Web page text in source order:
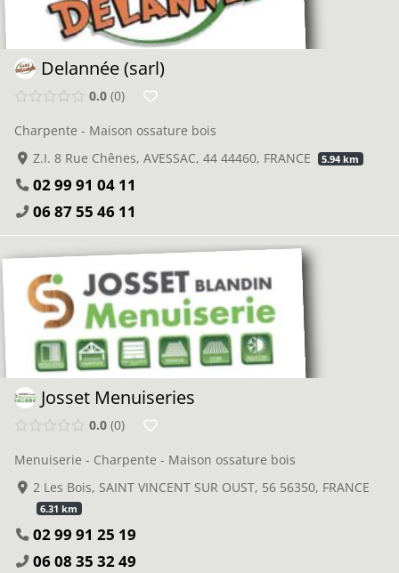
Delannée (sarl)
0.0 0
Charpente - Maison ossature bois
Z.I. 8 Rue Chênes, AVESSAC, 44 44460, FRANCE
5.94 km
02 99 91 04 11
06 87 55 46 11
Josset Menuiseries
0.0 0
Menuiserie - Charpente - Maison ossature bois
2 Les Bois, SAINT VINCENT SUR OUST, 56 56350, FRANCE
6.31 km
02 99 91 25 19
06 08 35 32 49